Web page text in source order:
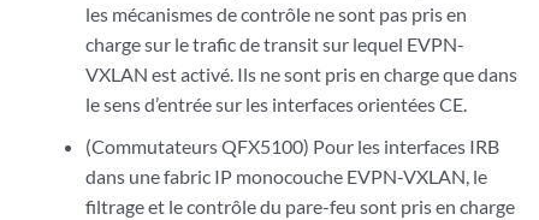
les mécanismes de contrôle ne sont pas pris en
charge sur le trafic de transit sur lequel EVPN-
VXLAN est activé. Ils ne sont pris en charge que dans
le sens d’entrée sur les interfaces orientées CE.
(Commutateurs QFX5100) Pour les interfaces IRB
dans une fabric IP monocouche EVPN-VXLAN, le
filtrage et le contrôle du pare-feu sont pris en charge